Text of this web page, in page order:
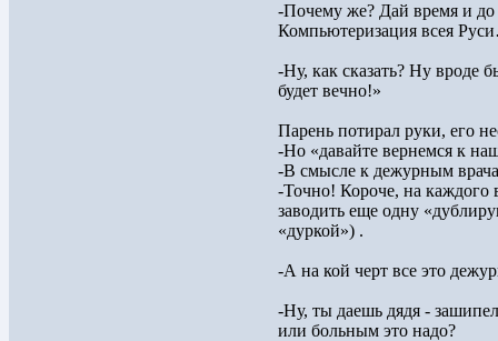
-Почему же? Дай время и до
Компьютеризация всея
-Ну, как сказать? Ну вроде
будет вечно!»
Парень потирал руки, его
-Но «давайте вернемся к
-В смысле к дежурным
-Точно! Короче, на каждого
заводить еще одну
«дуркой») .
-А на кой черт все это
-Ну, ты даешь дядя -
или больным это надо?